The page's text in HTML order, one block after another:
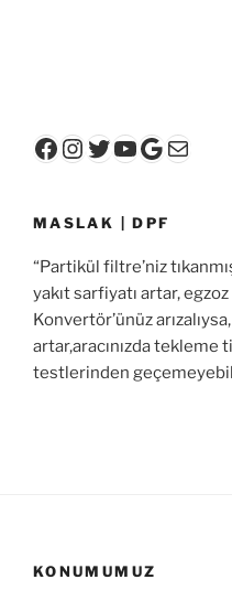
Facebook
Instagram
Twitter
YouTube
Google
E-posta
MASLAK | DPF
“Partikül filtre’niz
yakıt sarfiyatı artar,
Konvertör’ünüz
artar,aracınızda
testlerinden
KONUMUMUZ